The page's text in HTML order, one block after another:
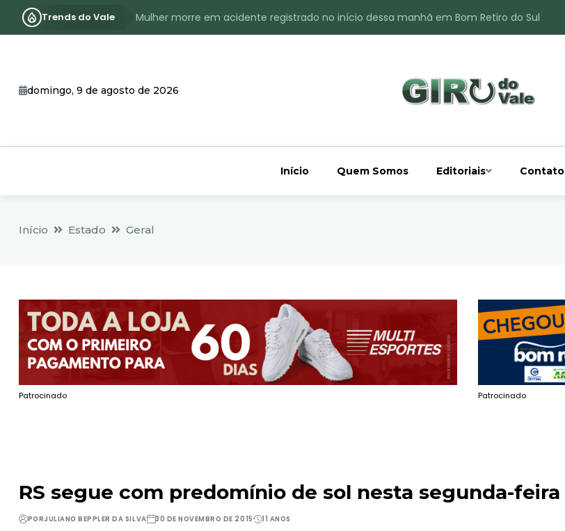
Trends do Vale
Mulher morre em acidente registrado no início dessa manhã em Bom Retiro do Sul
Identificado o jovem assassinado no interior de Bom Retiro do Sul
domingo, 9 de agosto de 2026
Início Quem Somos Editoriais Contato
Início Estado Geral
Patrocinado Patrocinado
RS segue com predomínio de sol nesta segunda-feira
PORJULIANO BEPPLER DA SILVA 30 DE NOVEMBRO DE 2015 11 ANOS